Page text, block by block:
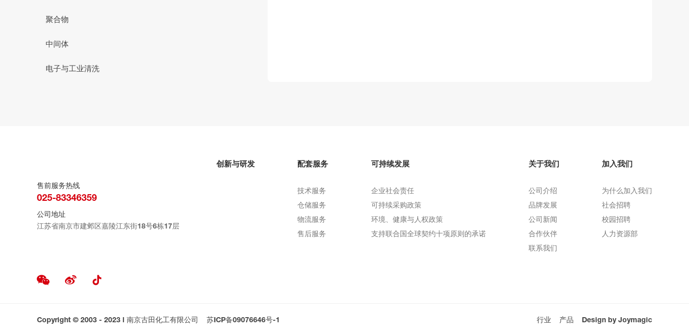
聚合物
中间体
电子与工业清洗
售前服务热线
025-83346359
公司地址
江苏省南京市建邺区嘉陵江东街18号6栋17层
创新与研发 配套服务
技术服务
仓储服务
物流服务
售后服务
可持续发展
企业社会责任
可持续采购政策
环境、健康与人权政策
支持联合国全球契约十项原则的承诺
关于我们
公司介绍
品牌发展
公司新闻
合作伙伴
联系我们
加入我们
为什么加入我们
社会招聘
校园招聘
人力资源部
Copyright © 2003 - 2023 l 南京古田化工有限公司 苏ICP备09076646号-1 行业 产品 Design by Joymagic